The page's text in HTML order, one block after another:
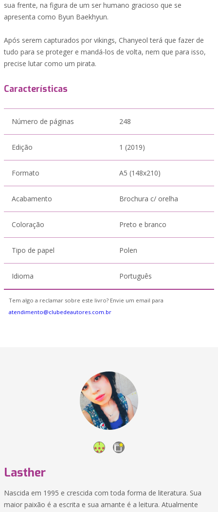
sua frente, na figura de um ser humano gracioso que se
apresenta como Byun Baekhyun.
Após serem capturados por vikings, Chanyeol terá que fazer de
tudo para se proteger e mandá-los de volta, nem que para isso,
precise lutar como um pirata.
Características
Número de páginas 248
Edição 1 (2019)
Formato A5 (148x210)
Acabamento Brochura c/ orelha
Coloração Preto e branco
Tipo de papel Polen
Idioma Português
Tem algo a reclamar sobre este livro? Envie um email para
atendimento@clubedeautores.com.br
Lasther
Nascida em 1995 e crescida com toda forma de literatura. Sua
maior paixão é a escrita e sua amante é a leitura. Atualmente